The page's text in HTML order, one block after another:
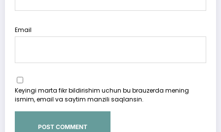
Email
Keyingi marta fikr bildirishim uchun bu brauzerda mening
ismim, email va saytim manzili saqlansin.